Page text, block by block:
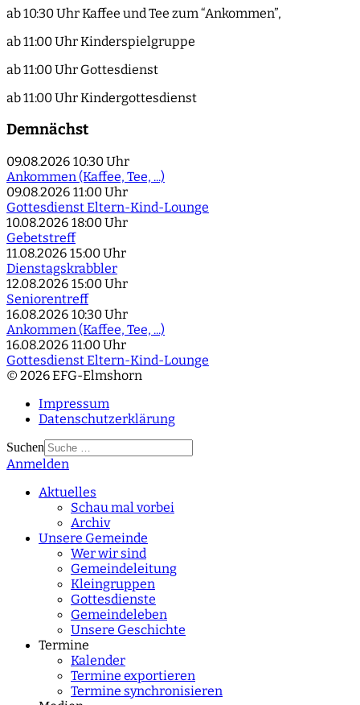
ab 10:30 Uhr Kaffee und Tee zum “Ankommen”,
ab 11:00 Uhr Kinderspielgruppe
ab 11:00 Uhr Gottesdienst
ab 11:00 Uhr Kindergottesdienst
Demnächst
09.08.2026 10:30 Uhr
Ankommen (Kaffee, Tee, ...)
09.08.2026 11:00 Uhr
Gottesdienst Eltern-Kind-Lounge
10.08.2026 18:00 Uhr
Gebetstreff
11.08.2026 15:00 Uhr
Dienstagskrabbler
12.08.2026 15:00 Uhr
Seniorentreff
16.08.2026 10:30 Uhr
Ankommen (Kaffee, Tee, ...)
16.08.2026 11:00 Uhr
Gottesdienst Eltern-Kind-Lounge
© 2026 EFG-Elmshorn
Impressum
Datenschutzerklärung
Suchen
Type 2 or more
Anmelden
Aktuelles
Schau mal vorbei
Archiv
Unsere Gemeinde
Wer wir sind
Gemeindeleitung
Kleingruppen
Gottesdienste
Gemeindeleben
Unsere Geschichte
Termine
Kalender
Termine exportieren
Termine synchronisieren